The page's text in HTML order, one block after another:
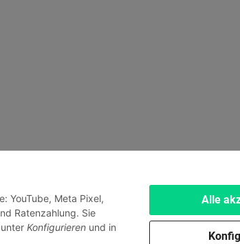
Alle
YouTube, Meta Pixel,
Ratenzahlung. Sie
Konfigurieren und in